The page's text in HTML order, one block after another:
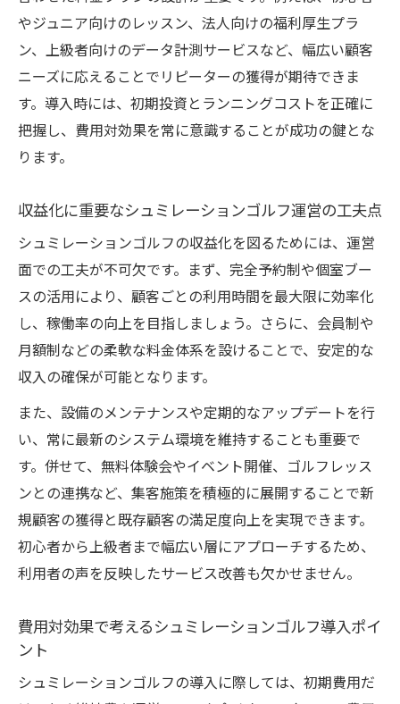
やジュニア向けのレッスン、法人向けの福利厚生プラ
ン、上級者向けのデータ計測サービスなど、幅広い顧客
ニーズに応えることでリピーターの獲得が期待できま
す。導入時には、初期投資とランニングコストを正確に
把握し、費用対効果を常に意識することが成功の鍵とな
ります。
収益化に重要なシュミレーションゴルフ運営の工夫点
シュミレーションゴルフの収益化を図るためには、運営
面での工夫が不可欠です。まず、完全予約制や個室ブー
スの活用により、顧客ごとの利用時間を最大限に効率化
し、稼働率の向上を目指しましょう。さらに、会員制や
月額制などの柔軟な料金体系を設けることで、安定的な
収入の確保が可能となります。
また、設備のメンテナンスや定期的なアップデートを行
い、常に最新のシステム環境を維持することも重要で
す。併せて、無料体験会やイベント開催、ゴルフレッス
ンとの連携など、集客施策を積極的に展開することで新
規顧客の獲得と既存顧客の満足度向上を実現できます。
初心者から上級者まで幅広い層にアプローチするため、
利用者の声を反映したサービス改善も欠かせません。
費用対効果で考えるシュミレーションゴルフ導入ポイ
ント
シュミレーションゴルフの導入に際しては、初期費用だ